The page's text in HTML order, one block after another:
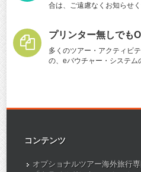
合は、ご遠慮なくお知らせく
プリンター無しでも
多くのツアー・アクティビ
の、eバウチャー・システム
コンテンツ
オプショナルツアー海外旅行